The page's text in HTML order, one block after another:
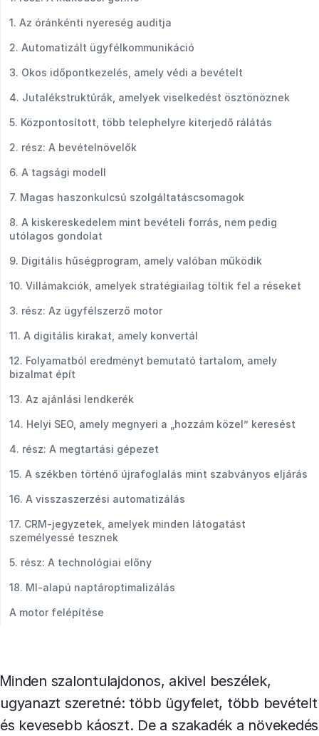
1. Az óránkénti nyereség auditja
2. Automatizált ügyfélkommunikáció
3. Okos időpontkezelés, amely védi a bevételt
4. Jutalékstruktúrák, amelyek viselkedést ösztönöznek
5. Központosított, több telephelyre kiterjedő rálátás
2. rész: A bevételnövelők
6. A tagsági modell
7. Magas haszonkulcsú szolgáltatáscsomagok
8. A kiskereskedelem mint bevételi forrás, nem pedig
utólagos gondolat
9. Digitális hűségprogram, amely valóban működik
10. Villámakciók, amelyek stratégiailag töltik fel a réseket
3. rész: Az ügyfélszerző motor
11. A digitális kirakat, amely konvertál
12. Folyamatból eredményt bemutató tartalom, amely
bizalmat épít
13. Az ajánlási lendkerék
14. Helyi SEO, amely megnyeri a „hozzám közel” keresést
4. rész: A megtartási gépezet
15. A székben történő újrafoglalás mint szabványos eljárás
16. A visszaszerzési automatizálás
17. CRM-jegyzetek, amelyek minden látogatást
személyessé tesznek
5. rész: A technológiai előny
18. MI-alapú naptároptimalizálás
A motor felépítése
Minden szalontulajdonos, akivel beszélek,
ugyanazt szeretné: több ügyfelet, több bevételt
és kevesebb káoszt. De a szakadék a növekedés